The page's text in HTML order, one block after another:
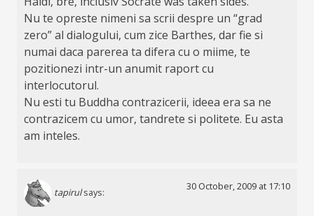
Nu te opreste nimeni sa scrii despre un “grad
zero” al dialogului, cum zice Barthes, dar fie si
numai daca parerea ta difera cu o miime, te
pozitionezi intr-un anumit raport cu
interlocutorul.
Nu esti tu Buddha contrazicerii, ideea era sa ne
contrazicem cu umor, tandrete si politete. Eu asta
am inteles.
tapirul says:
30 October, 2009 at 17:10